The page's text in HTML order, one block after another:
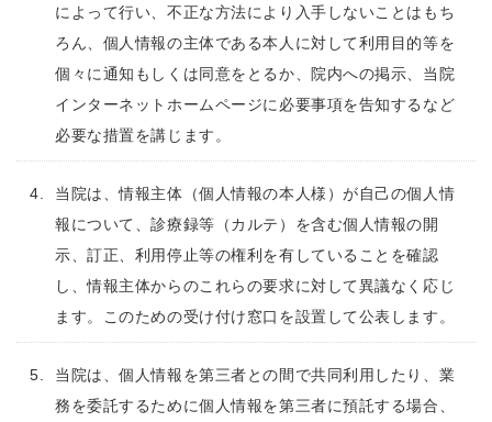
によって行い、不正な方法により入手しないことはもち
ろん、個人情報の主体である本人に対して利用目的等を
個々に通知もしくは同意をとるか、院内への掲示、当院
インターネットホームページに必要事項を告知するなど
必要な措置を講じます。
当院は、情報主体（個人情報の本人様）が自己の個人情
報について、診療録等（カルテ）を含む個人情報の開
示、訂正、利用停止等の権利を有していることを確認
し、情報主体からのこれらの要求に対して異議なく応じ
ます。このための受け付け窓口を設置して公表します。
当院は、個人情報を第三者との間で共同利用したり、業
務を委託するために個人情報を第三者に預託する場合、